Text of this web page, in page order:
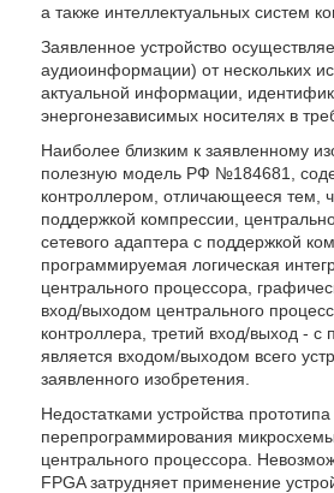
а также интеллектуальных систем
Заявленное устройство
аудиоинформации) от нескольких
актуальной информации,
энергонезависимых носителях в
Наиболее близким к заявленному
полезную модель РФ №184681,
контроллером, отличающееся тем,
поддержкой компрессии,
сетевого адаптера с поддержкой
программируемая логическая
центрального процессора,
вход/выходом центрального
контроллера, третий вход/выход -
является входом/выходом всего
заявленного изобретения.
Недостатками устройства
перепрограммирования микросхемы
центрального процессора.
FPGA затрудняет применение